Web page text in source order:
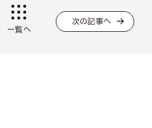
一覧へ
次の記事へ